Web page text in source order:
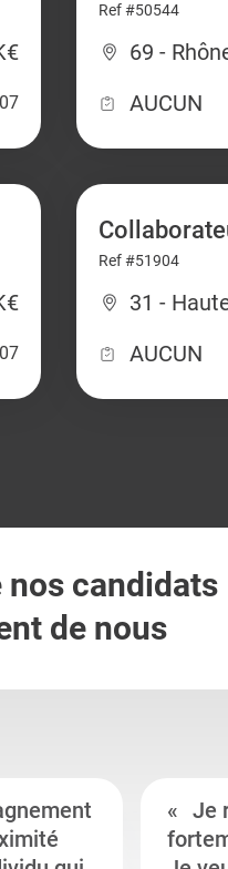
Ref #50544
69 -
AUCUN
Ref #51904
31 -
AUCUN
nos candidats
de nous
Je